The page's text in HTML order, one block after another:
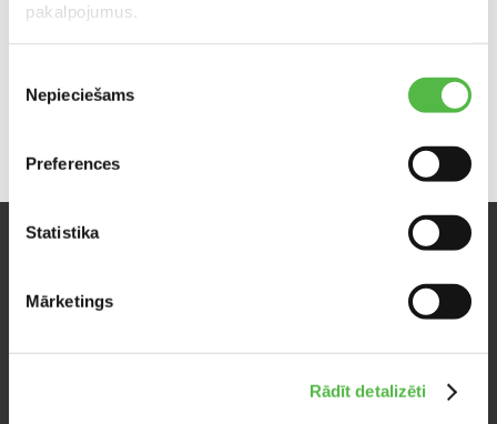
pakalpojumus.
izvēle
Nepieciešams
Preferences
Statistika
Mārketings
Rādīt detalizēti